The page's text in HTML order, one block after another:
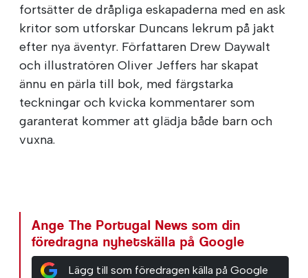
fortsätter de dråpliga eskapaderna med en ask
kritor som utforskar Duncans lekrum på jakt
efter nya äventyr. Författaren Drew Daywalt
och illustratören Oliver Jeffers har skapat
ännu en pärla till bok, med färgstarka
teckningar och kvicka kommentarer som
garanterat kommer att glädja både barn och
vuxna.
Ange The Portugal News som din
föredragna nyhetskälla på Google
Lägg till som föredragen källa på Google